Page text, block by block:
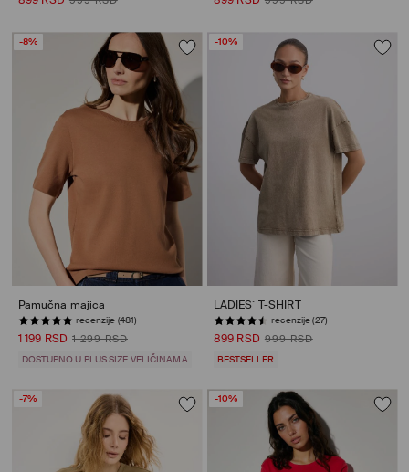
-8%
Pamučna majica
recenzije (481)
1 199 RSD 1 299 RSD
DOSTUPNO U PLUS SIZE VELIČINAMA
-10%
LADIES` T-SHIRT
recenzije (27)
899 RSD 999 RSD
BESTSELLER
-7% -10%